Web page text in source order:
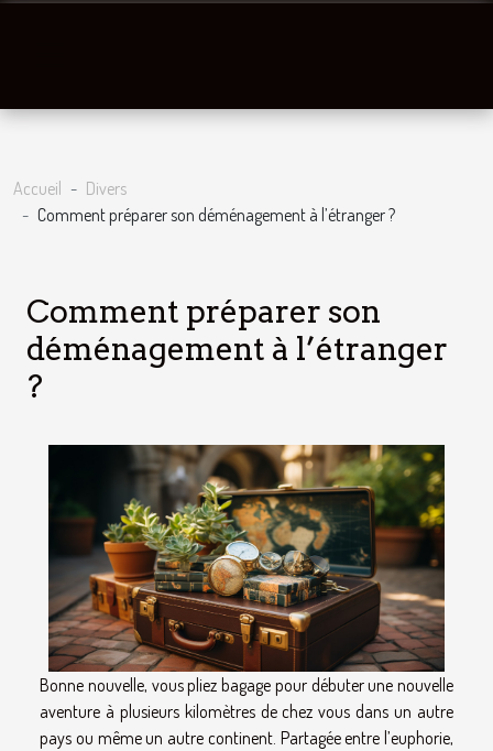
Accueil
Divers
Comment préparer son déménagement à l’étranger ?
Comment préparer son
déménagement à l’étranger
?
Bonne nouvelle, vous pliez bagage pour débuter une nouvelle
aventure à plusieurs kilomètres de chez vous dans un autre
pays ou même un autre continent. Partagée entre l’euphorie,